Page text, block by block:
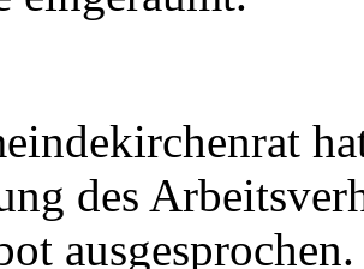
des
ausgesprochen.